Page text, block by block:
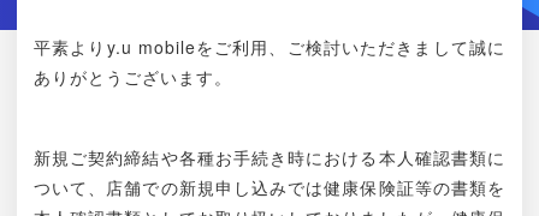
平素よりy.u mobileをご利用、ご検討いただきまして誠に
ありがとうございます。
新規ご契約締結や各種お手続き時における本人確認書類に
ついて、店舗での新規申し込みでは健康保険証等の書類を